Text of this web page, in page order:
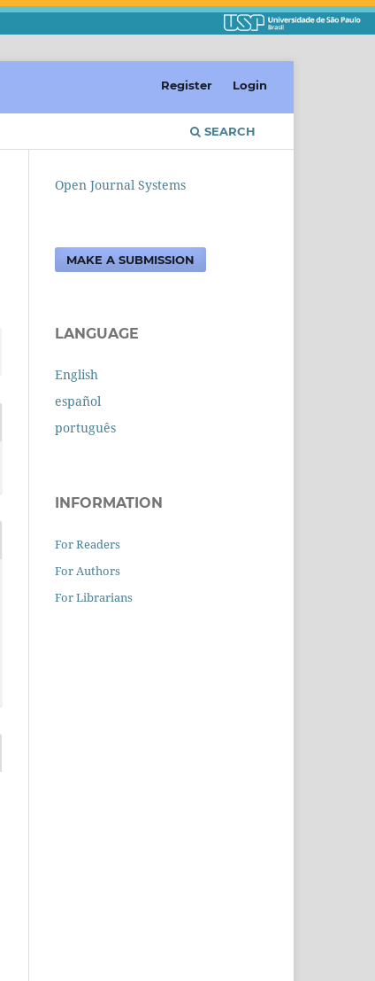
SEARCH
Register Login
Open Journal Systems
MAKE A SUBMISSION
LANGUAGE
English
español
português
INFORMATION
For Readers
For Authors
For Librarians